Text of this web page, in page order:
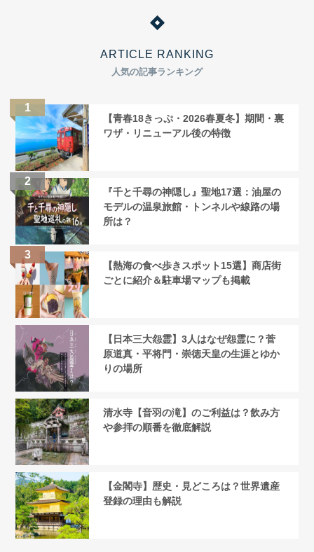
ARTICLE RANKING
人気の記事ランキング
【青春18きっぷ・2026春夏冬】期間・裏
ワザ・リニューアル後の特徴
『千と千尋の神隠し』聖地17選：油屋の
モデルの温泉旅館・トンネルや線路の場
所は？
【熱海の食べ歩きスポット15選】商店街
ごとに紹介＆駐車場マップも掲載
【日本三大怨霊】3人はなぜ怨霊に？菅
原道真・平将門・崇徳天皇の生涯とゆか
りの場所
清水寺【音羽の滝】のご利益は？飲み方
や参拝の順番を徹底解説
【金閣寺】歴史・見どころは？世界遺産
登録の理由も解説